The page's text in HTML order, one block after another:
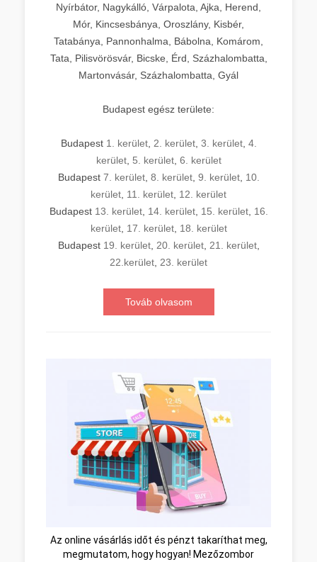
Nyírbátor, Nagykálló, Várpalota, Ajka, Herend,
Mór, Kincsesbánya, Oroszlány, Kisbér,
Tatabánya, Pannonhalma, Bábolna, Komárom,
Tata, Pilisvörösvár, Bicske, Érd, Százhalombatta,
Martonvásár, Százhalombatta, Gyál
Budapest egész területe:
Budapest 1. kerület, 2. kerület, 3. kerület, 4.
kerület, 5. kerület, 6. kerület
Budapest 7. kerület, 8. kerület, 9. kerület, 10.
kerület 11. kerület 12. kerület
Budapest 13. kerület, 14. kerület, 15. kerület, 16.
kerület, 17. kerület, 18. kerület
Budapest 19. kerület, 20. kerület, 21. kerület,
22.kerület 23. kerület
Továb olvasom
Az online vásárlás időt és pénzt takaríthat meg,
megmutatom, hogy hogyan! Mezőzombor